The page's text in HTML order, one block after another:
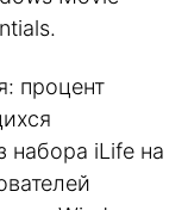
процент
набора iLife на